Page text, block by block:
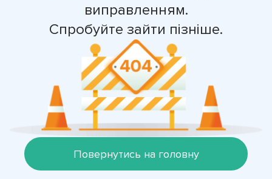
виправленням.
Спробуйте зайти пізніше.
Повернутись на головну